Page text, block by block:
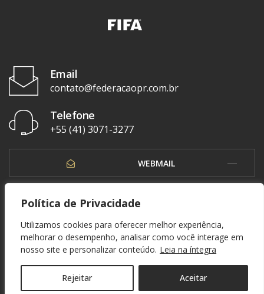
Política de Privacidade
Utilizamos cookies para oferecer melhor experiência,
melhorar o desempenho, analisar como você interage em
nosso site e personalizar conteúdo. Leia na íntegra
Rejeitar Aceitar
Email
contato@federacaopr.com.br
Telefone
+55 (41) 3071-3277
WEBMAIL
OUVIDORIA
© 1937 - 2026. Federação Paranaense de Futebol. Todos os direitos reservados. By